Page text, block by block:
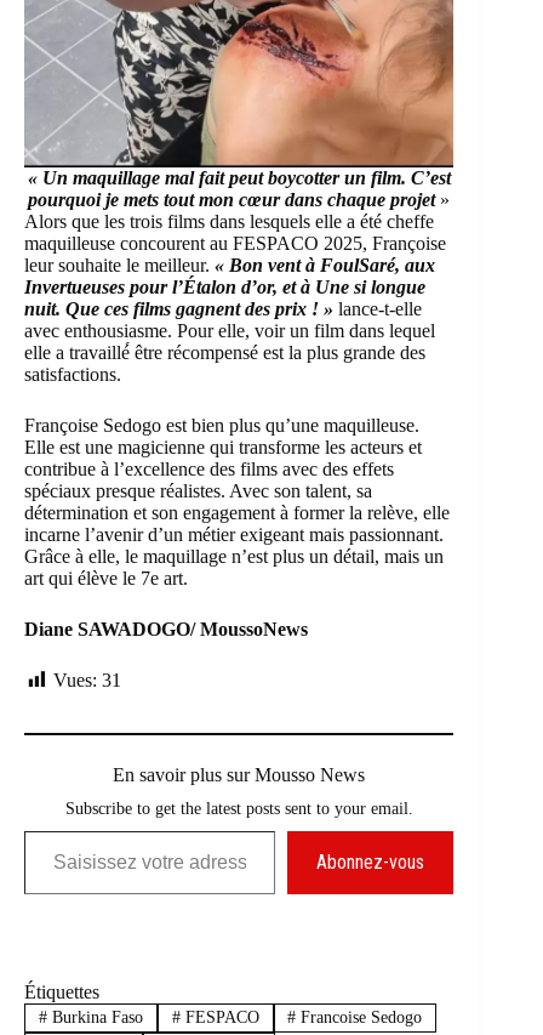
« Un maquillage mal fait peut boycotter un film. C’est
pourquoi je mets tout mon cœur dans chaque projet»
Alors que les trois films dans lesquels elle a été cheffe
maquilleuse concourent au FESPACO 2025, Françoise
leur souhaite le meilleur. « Bon vent à FoulSaré, aux
Invertueuses pour l’Étalon d’or, et à Une si longue
nuit. Que ces films gagnent des prix ! » lance-t-elle
avec enthousiasme. Pour elle, voir un film dans lequel
elle a travaillé́ être récompensé est la plus grande des
satisfactions.
Françoise Sedogo est bien plus qu’une maquilleuse.
Elle est une magicienne qui transforme les acteurs et
contribue à l’excellence des films avec des effets
spéciaux presque réalistes. Avec son talent, sa
détermination et son engagement à former la relève, elle
incarne l’avenir d’un métier exigeant mais passionnant.
Grâce à elle, le maquillage n’est plus un détail, mais un
art qui élève le 7e art.
Diane SAWADOGO/ MoussoNews
Vues: 31
En savoir plus sur Mousso News
Subscribe to get the latest posts sent to your email.
Saisissez votre adresse e-mail…
Abonnez-vous
Étiquettes
#Burkina Faso #FESPACO # Francoise Sedogo